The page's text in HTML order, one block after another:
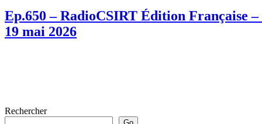
Ep.650 – RadioCSIRT Édition Française
19 mai 2026
Rechercher